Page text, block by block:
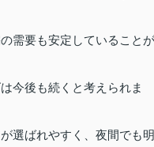
需要も安定していることが
今後も続くと考えられま
選ばれやすく、夜間でも明